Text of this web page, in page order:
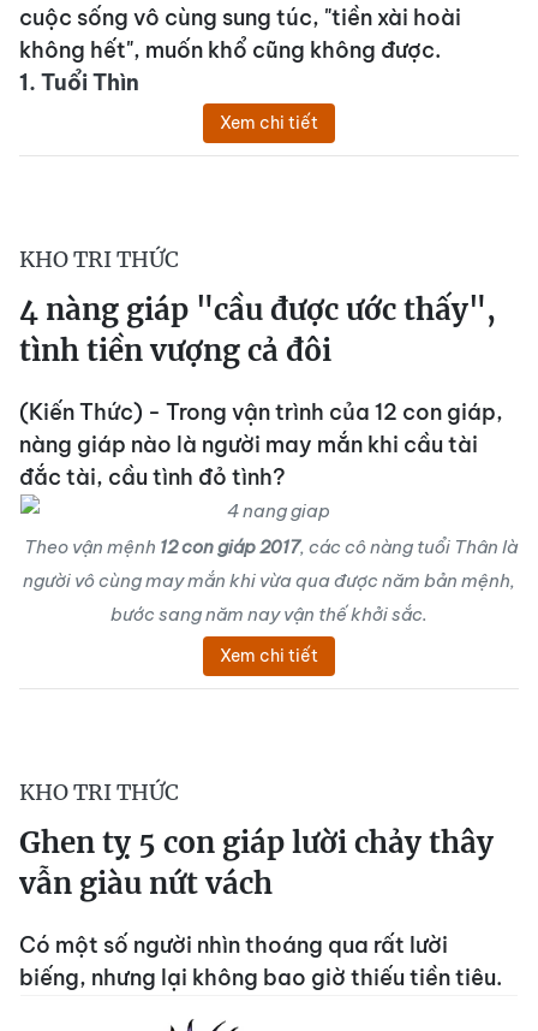
cuộc sống vô cùng sung túc, "tiền xài hoài
không hết", muốn khổ cũng không được.
1. Tuổi Thìn
Xem chi tiết
KHO TRI THỨC
4 nàng giáp "cầu được ước thấy",
tình tiền vượng cả đôi
(Kiến Thức) - Trong vận trình của 12 con giáp,
nàng giáp nào là người may mắn khi cầu tài
đắc tài, cầu tình đỏ tình?
Theo vận mệnh 12 con giáp 2017, các cô nàng tuổi Thân là
người vô cùng may mắn khi vừa qua được năm bản mệnh,
bước sang năm nay vận thế khởi sắc.
Xem chi tiết
KHO TRI THỨC
Ghen tỵ 5 con giáp lười chảy thây
vẫn giàu nứt vách
Có một số người nhìn thoáng qua rất lười
biếng, nhưng lại không bao giờ thiếu tiền tiêu.